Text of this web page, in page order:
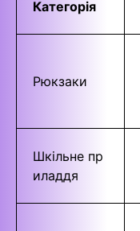
Категорія
Рюкзаки
Шкільне пр
иладдя